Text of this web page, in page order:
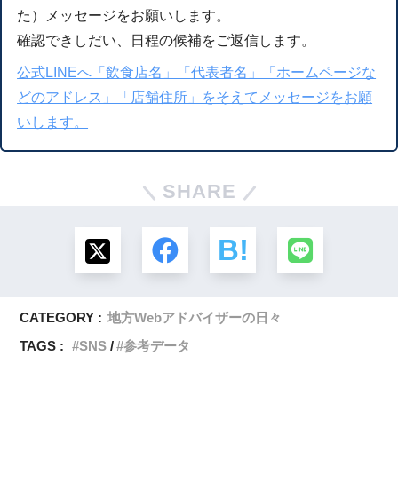
た）メッセージをお願いします。
確認できしだい、日程の候補をご返信します。
公式LINEへ「飲食店名」「代表者名」「ホームページな
どのアドレス」「店舗住所」をそえてメッセージをお願
いします。
SHARE
CATEGORY : 地方Webアドバイザーの日々
TAGS :
SNS 参考データ